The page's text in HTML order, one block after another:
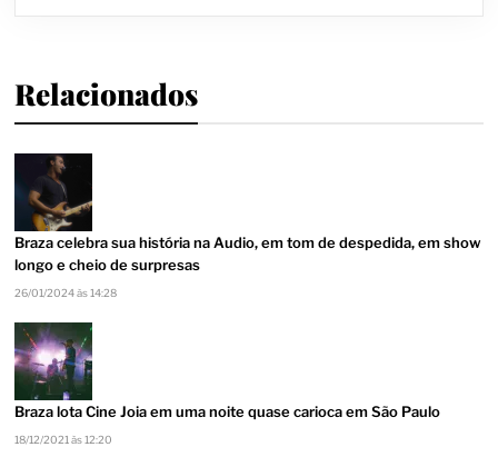
Relacionados
Braza celebra sua história na Audio, em tom de despedida, em show
longo e cheio de surpresas
26/01/2024 às 14:28
Braza lota Cine Joia em uma noite quase carioca em São Paulo
18/12/2021 às 12:20